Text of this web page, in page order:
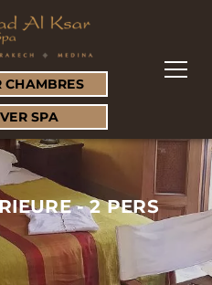
CHAMBRES
SPA
- 2 PERS